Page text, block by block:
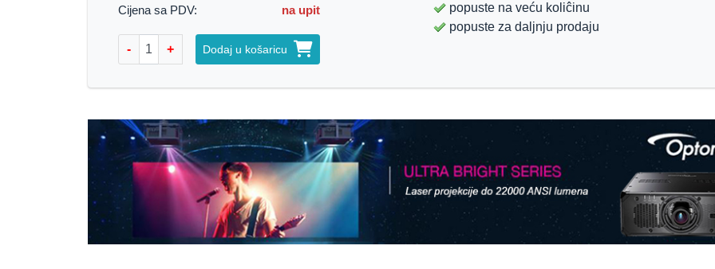
Cijena sa PDV:
na upit
- + Dodaj u košaricu
popuste na veću koliĉinu
popuste za daljnju prodaju